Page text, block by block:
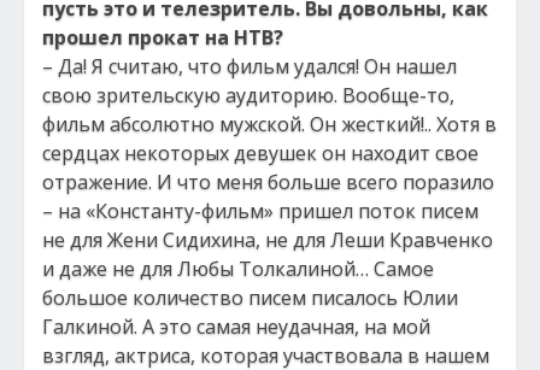
пусть это и телезритель. Вы довольны, как
прошел прокат на НТВ?
– Да! Я считаю, что фильм удался! Он нашел
свою зрительскую аудиторию. Вообще-то,
фильм абсолютно мужской. Он жесткий!.. Хотя в
сердцах некоторых девушек он находит свое
отражение. И что меня больше всего поразило
– на «Константу-фильм» пришел поток писем
не для Жени Сидихина, не для Леши Кравченко
и даже не для Любы Толкалиной… Самое
большое количество писем писалось Юлии
Галкиной. А это самая неудачная, на мой
взгляд, актриса, которая участвовала в нашем